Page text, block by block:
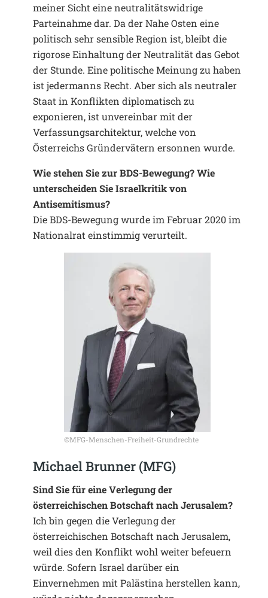
meiner Sicht eine neutralitätswidrige
Parteinahme dar. Da der Nahe Osten eine
politisch sehr sensible Region ist, bleibt die
rigorose Einhaltung der Neutralität das Gebot
der Stunde. Eine politische Meinung zu haben
ist jedermanns Recht. Aber sich als neutraler
Staat in Konflikten diplomatisch zu
exponieren, ist unvereinbar mit der
Verfassungsarchitektur, welche von
Österreichs Gründervätern ersonnen wurde.
Wie stehen Sie zur BDS-Bewegung? Wie
unterscheiden Sie Israelkritik von
Antisemitismus?
Die BDS-Bewegung wurde im Februar 2020 im
Nationalrat einstimmig verurteilt.
©MFG-Menschen-Freiheit-Grundrechte
Michael Brunner (MFG)
Sind Sie für eine Verlegung der
österreichischen Botschaft nach Jerusalem?
Ich bin gegen die Verlegung der
österreichischen Botschaft nach Jerusalem,
weil dies den Konflikt wohl weiter befeuern
würde. Sofern Israel darüber ein
Einvernehmen mit Palästina herstellen kann,